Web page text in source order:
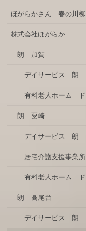
ほがらかさん 春の川柳
株式会社ほがらか
朗 加賀
デイサービス 朗
有料老人ホーム ド
朗 粟崎
デイサービス 朗
居宅介護支援事
有料老人ホーム ド
朗 高尾台
デイサービス 朗